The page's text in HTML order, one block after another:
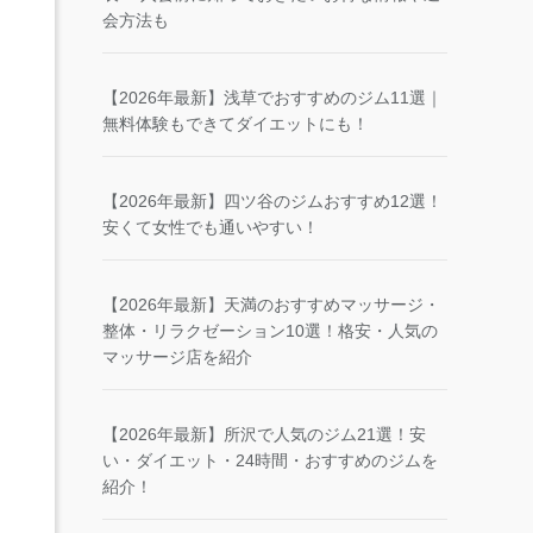
会方法も
【2026年最新】浅草でおすすめのジム11選｜
無料体験もできてダイエットにも！
【2026年最新】四ツ谷のジムおすすめ12選！
安くて女性でも通いやすい！
【2026年最新】天満のおすすめマッサージ・
整体・リラクゼーション10選！格安・人気の
マッサージ店を紹介
【2026年最新】所沢で人気のジム21選！安
い・ダイエット・24時間・おすすめのジムを
紹介！